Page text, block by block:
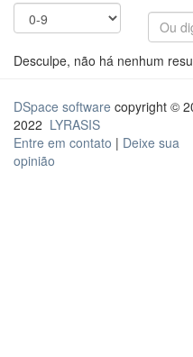
Desculpe, não há nenhum
DSpace software copyright ©
2022 LYRASIS
Entre em contato | Deixe sua
opinião